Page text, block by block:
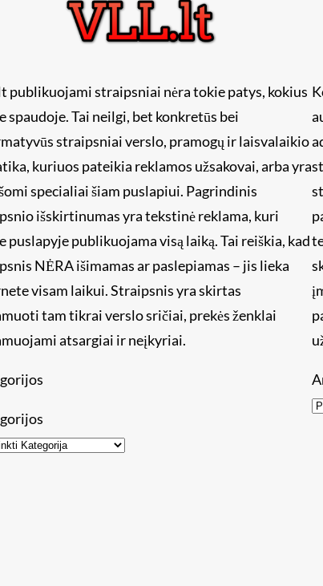
publikuojami straipsniai nėra tokie patys, kokius
spaudoje. Tai neilgi, bet konkretūs bei
straipsniai verslo, pramogų ir laisvalaikio
kuriuos pateikia reklamos užsakovai, arba yra
specialiai šiam puslapiui. Pagrindinis
išskirtinumas yra tekstinė reklama, kuri
puslapyje publikuojama visą laiką. Tai reiškia, kad
NĖRA išimamas ar paslepiamas – jis lieka
visam laikui. Straipsnis yra skirtas
tam tikrai verslo sričiai, prekės ženklai
atsargiai ir neįkyriai.